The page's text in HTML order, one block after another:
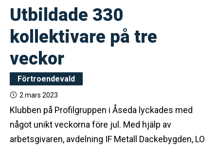
Utbildade 330
kollektivare på tre
veckor
Förtroendevald
2 mars 2023
Klubben på Profilgruppen i Åseda lyckades med
något unikt veckorna före jul. Med hjälp av
arbetsgivaren, avdelning IF Metall Dackebygden, LO